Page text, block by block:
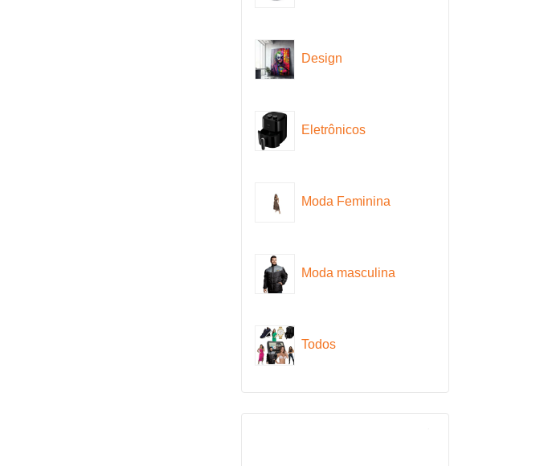
Design
Eletrônicos
Moda Feminina
Moda masculina
Todos